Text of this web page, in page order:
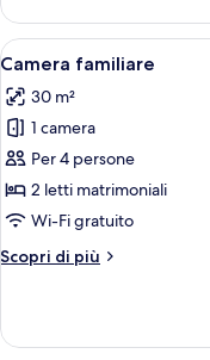
tripla
Apri
tutte
le
foto
per
Camera
familiare
7
Camera familiare
30 m²
1 camera
Per 4 persone
2 letti matrimoniali
Wi-Fi gratuito
Scopri di più
Altri
familiare